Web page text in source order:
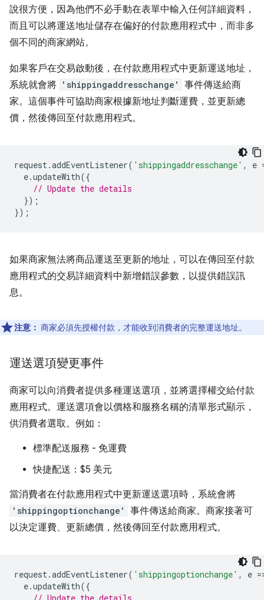
說很方便，因為他們不必手動在表單中輸入任何詳細資料，
而且可以將運送地址儲存在偏好的付款應用程式中，而非多
個不同的商家網站。
如果客戶在交易啟動後，在付款應用程式中更新運送地址，
系統就會將 'shippingaddresschange'
事件傳送給商
家。這個事件可協助商家根據新地址判斷運費，並更新總
價，然後傳回至付款應用程式。
request.addEventListener( 'shippingaddresschange' , e
e.updateWith({
// Update the details
});
});
如果商家無法將商品運送至更新的地址，可以在傳回至付款
應用程式的交易詳細資料中新增錯誤參數，以提供錯誤訊
息。
注意： 商家必須先授權付款，才能收到消費者的完整運送地址。
運送選項變更事件
商家可以向消費者提供多種運送選項，並將選擇權交給付款
應用程式。運送選項會以價格和服務名稱的清單形式顯示，
供消費者選取。例如：
標準配送服務 - 免運費
快捷配送：$5 美元
當消費者在付款應用程式中更新運送選項時，系統會將
'shippingoptionchange'
事件傳送給商家。商家接著可
以決定運費、更新總價，然後傳回至付款應用程式。
request.addEventListener( 'shippingoptionchange' , e =
e.updateWith({